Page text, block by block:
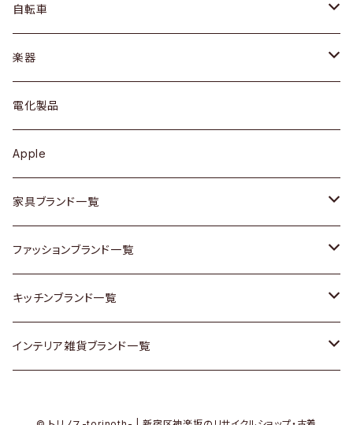
ドレッサー
シェルフ
キュリオケース / 飾り棚
カップボード / 食器棚
チェスト
その他家具
Vintageヴィンテージ / Antiqueアンティーク
Designers / デザイナーズ
アウター
トップス
ワンピース
ボトムス
靴
スカーフ
腕時計
Vintage / ヴィンテージ
プレート / ボウル
カトラリー
ケトル / ティーポット
鍋 / フライパン
Vintage / ヴィンテージ
銀製品
和物 / 作家物
その他キッチン雑貨
自転車
dahon
楽器
ギター
ベース
その他楽器
電化製品
Apple
家具ブランド一覧
ACME Furniture / アクメ ファニチャー
ACTUS / アクタス
arflex / アルフレックス
ファッションブランド一覧
agnes b / アニエス ベー
BALLY / バリー
キッチンブランド一覧
ARABIA / アラビア
インテリア雑貨ブランド一覧